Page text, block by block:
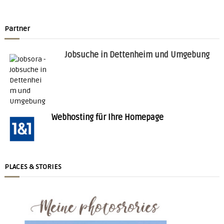
Partner
Jobsuche in Dettenheim und Umgebung
Webhosting für Ihre Homepage
PLACES & STORIES